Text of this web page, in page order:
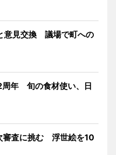
意見交換 議場で町への
年 旬の食材使い、日
審査に挑む 浮世絵を10